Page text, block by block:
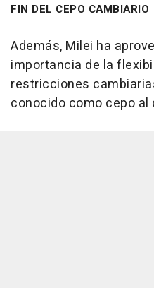
FIN DEL CEPO CAMBIARIO
Además, Milei ha
importancia de la
restricciones
conocido como cepo al